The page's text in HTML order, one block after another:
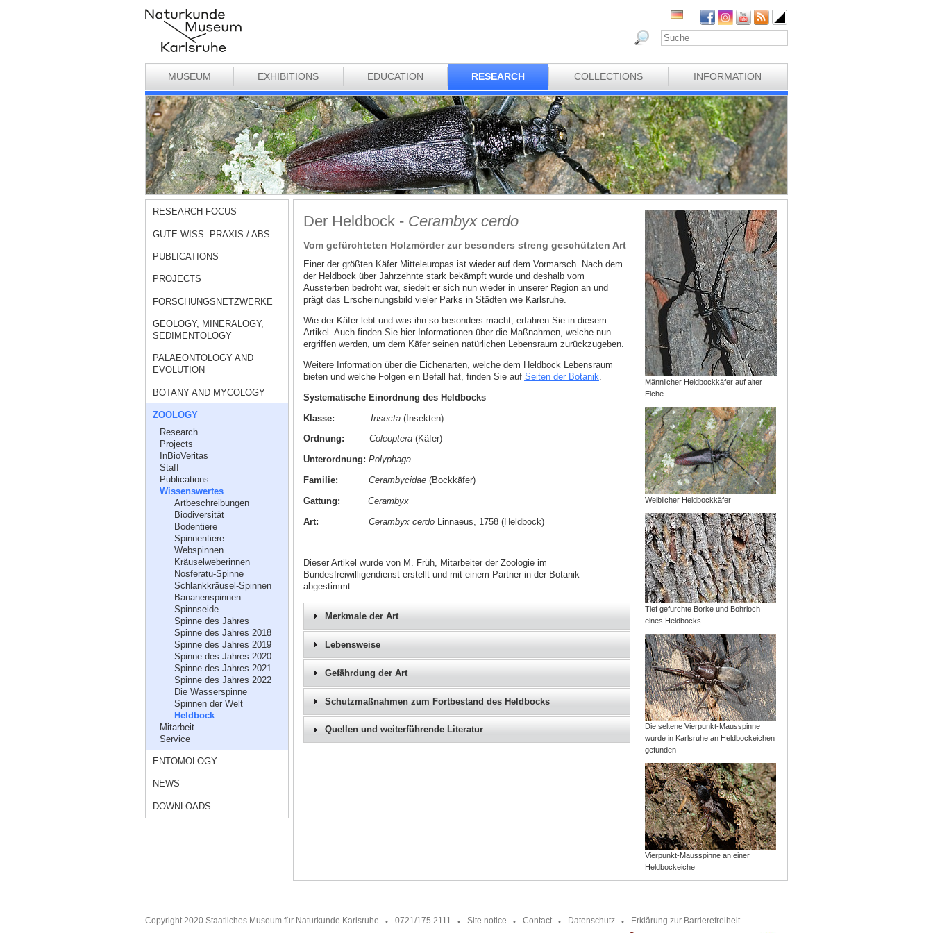
MUSEUM EXHIBITIONS EDUCATION RESEARCH COLLECTIONS INFORMATION
RESEARCH FOCUS
GUTE WISS. PRAXIS / ABS
PUBLICATIONS
PROJECTS
FORSCHUNGSNETZWERKE
GEOLOGY, MINERALOGY,
SEDIMENTOLOGY
PALAEONTOLOGY AND
EVOLUTION
BOTANY AND MYCOLOGY
ZOOLOGY
Research
Projects
InBioVeritas
Staff
Publications
Wissenswertes
Artbeschreibungen
Biodiversität
Bodentiere
Spinnentiere
Webspinnen
Kräuselweberinnen
Nosferatu-Spinne
Schlankkräusel-Spinnen
Bananenspinnen
Spinnseide
Spinne des Jahres
Spinne des Jahres 2018
Spinne des Jahres 2019
Spinne des Jahres 2020
Spinne des Jahres 2021
Spinne des Jahres 2022
Die Wasserspinne
Spinnen der Welt
Heldbock
Mitarbeit
Service
ENTOMOLOGY
NEWS
DOWNLOADS
Der Heldbock - Cerambyx cerdo
Vom gefürchteten Holzmörder zur besonders streng geschützten Art
Einer der größten Käfer Mitteleuropas ist wieder auf dem Vormarsch. Nach dem
der Heldbock über Jahrzehnte stark bekämpft wurde und deshalb vom
Aussterben bedroht war, siedelt er sich nun wieder in unserer Region an und
prägt das Erscheinungsbild vieler Parks in Städten wie Karlsruhe.
Wie der Käfer lebt und was ihn so besonders macht, erfahren Sie in diesem
Artikel. Auch finden Sie hier Informationen über die Maßnahmen, welche nun
ergriffen werden, um dem Käfer seinen natürlichen Lebensraum zurückzugeben.
Weitere Information über die Eichenarten, welche dem Heldbock Lebensraum
bieten und welche Folgen ein Befall hat, finden Sie auf Seiten der Botanik
Systematische Einordnung des Heldbocks
Klasse:
Insecta(Insekten)
Ordnung: Coleoptera (Käfer)
Unterordnung: Polyphaga
Familie:
Cerambycidae(Bockkäfer)
Gattung: Cerambyx
Art:
Cerambyx cerdoLinnaeus, 1758 (Heldbock)
Dieser Artikel wurde von M. Früh, Mitarbeiter der Zoologie im
Bundesfreiwilligendienst erstellt und mit einem Partner in der Botanik
abgestimmt.
Merkmale der Art
Lebensweise
Gefährdung der Art
Schutzmaßnahmen zum Fortbestand des Heldbocks
Quellen und weiterführende Literatur
Männlicher Heldbockkäfer auf alter
Eiche
Weiblicher Heldbockkäfer
Tief gefurchte Borke und Bohrloch
eines Heldbocks
Die seltene Vierpunkt-Mausspinne
wurde in Karlsruhe an Heldbockeichen
gefunden
Vierpunkt-Mausspinne an einer
Heldbockeiche
Copyright 2020 Staatliches Museum für Naturkunde Karlsruhe 0721/175 2111 Site notice Contact Datenschutz Erklärung zur Barrierefreiheit